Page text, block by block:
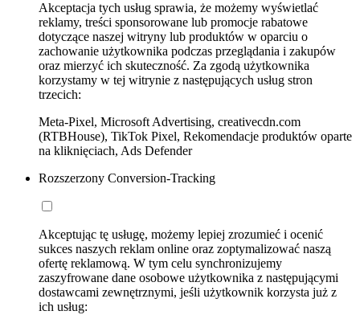
Akceptacja tych usług sprawia, że możemy wyświetlać
reklamy, treści sponsorowane lub promocje rabatowe
dotyczące naszej witryny lub produktów w oparciu o
zachowanie użytkownika podczas przeglądania i zakupów
oraz mierzyć ich skuteczność. Za zgodą użytkownika
korzystamy w tej witrynie z następujących usług stron
trzecich:
Meta-Pixel, Microsoft Advertising, creativecdn.com
(RTBHouse), TikTok Pixel, Rekomendacje produktów oparte
na kliknięciach, Ads Defender
Rozszerzony Conversion-Tracking
Akceptując tę usługę, możemy lepiej zrozumieć i ocenić
sukces naszych reklam online oraz zoptymalizować naszą
ofertę reklamową. W tym celu synchronizujemy
zaszyfrowane dane osobowe użytkownika z następującymi
dostawcami zewnętrznymi, jeśli użytkownik korzysta już z
ich usług: